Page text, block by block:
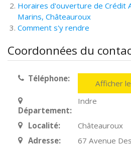
Horaires d'ouverture de Crédit
Marins, Châteauroux
Comment s'y rendre
Coordonnées du
Téléphone: Afficher
Département:
Indre
Localité:
Châteauroux
Adresse:
67 Avenue